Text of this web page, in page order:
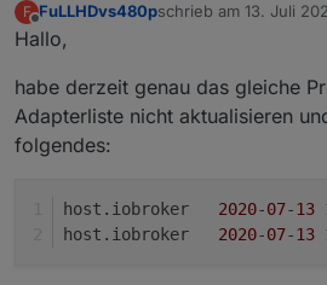
F
Offline
FuLLHDvs480pschrieb am 13. Juli
zuletzt editiert von
Hallo,
habe derzeit genau das gleiche
Adapterliste nicht aktualisieren
folgendes:
2020-07-13
2020-07-13